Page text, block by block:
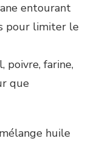
entourant
pour limiter le
poivre, farine,
que
huile